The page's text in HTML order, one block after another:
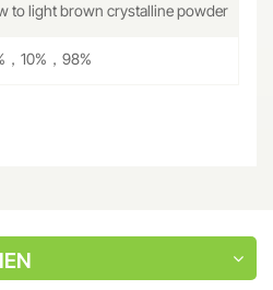
to light brown crystalline powder
，10%，98%